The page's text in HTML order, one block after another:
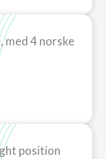
4 norske
position